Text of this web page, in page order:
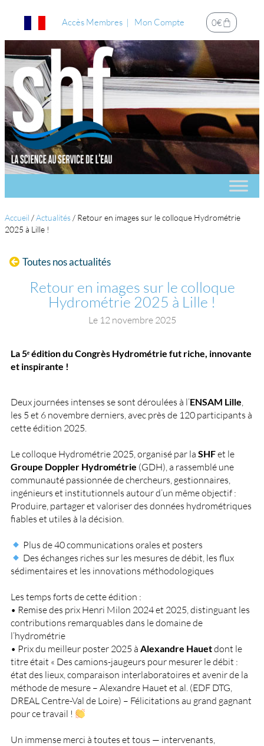
Accès Membres Mon Compte 0€
Accueil /Actualités / Retour en images sur le colloque Hydrométrie
2025 à Lille !
Retour en images sur le colloque
Hydrométrie 2025 à Lille !
Le 12 novembre 2025
Toutes nos actualités
La 5ᵉ édition du Congrès Hydrométrie fut riche, innovante
et inspirante !
Deux journées intenses se sont déroulées à l’ENSAM Lille,
les 5 et 6 novembre derniers, avec près de 120 participants à
cette édition 2025.
Le colloque Hydrométrie 2025, organisé par la SHFet le
Groupe Doppler Hydrométrie (GDH), a rassemblé une
communauté passionnée de chercheurs, gestionnaires,
ingénieurs et institutionnels autour d’un même objectif :
Produire, partager et valoriser des données hydrométriques
fiables et utiles à la décision.
Plus de 40 communications orales et posters
Des échanges riches sur les mesures de débit, les flux
sédimentaires et les innovations méthodologiques
Les temps forts de cette édition :
• Remise des prix Henri Milon 2024 et 2025, distinguant les
contributions remarquables dans le domaine de
l’hydrométrie
• Prix du meilleur poster 2025 à Alexandre Hauetdont le
titre était « Des camions-jaugeurs pour mesurer le débit :
état des lieux, comparaison interlaboratoires et avenir de la
méthode de mesure – Alexandre Hauet et al. (EDF DTG,
DREAL Centre-Val de Loire) – Félicitations au grand gagnant
pour ce travail !
Un immense merci à toutes et tous — intervenants,